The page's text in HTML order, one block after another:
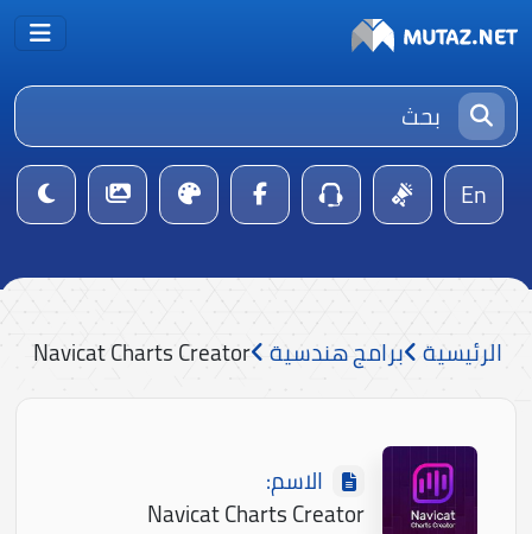
En
الرئيسية برامج هندسية Navicat Charts Creator
الاسم:
Navicat Charts Creator